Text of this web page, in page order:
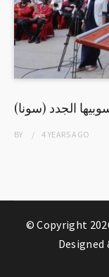
الجدد
BY 4 YEARSAGO
© Copyright
Designed